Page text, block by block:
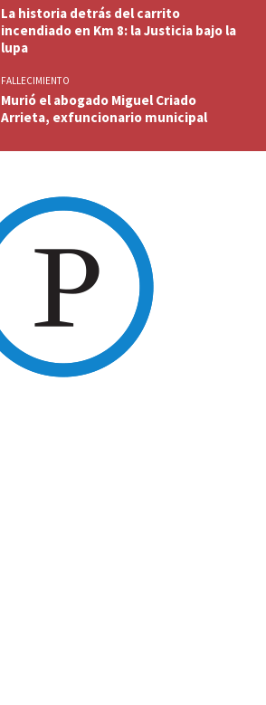
La historia detrás del carrito
incendiado en Km 8: la Justicia bajo la
lupa
FALLECIMIENTO
Murió el abogado Miguel Criado
Arrieta, exfuncionario municipal